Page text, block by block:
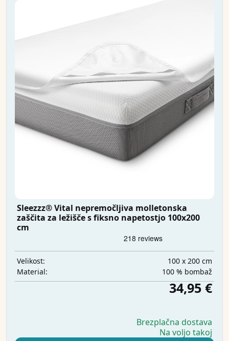
Sleezzz® Vital nepremočljiva molletonska
zaščita za ležišče s fiksno napetostjo 100x200
cm
Velikost:
100 x 200 cm
Material:
100 % bombaž
34,95 €
Brezplačna dostava
Na voljo takoj